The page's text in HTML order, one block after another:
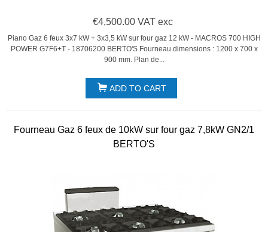
€4,500.00 VAT exc
Piano Gaz 6 feux 3x7 kW + 3x3,5 kW sur four gaz 12 kW - MACROS 700 HIGH
POWER G7F6+T - 18706200 BERTO'S Fourneau dimensions : 1200 x 700 x
900 mm. Plan de...
ADD TO CART
Fourneau Gaz 6 feux de 10kW sur four gaz 7,8kW GN2/1
BERTO'S